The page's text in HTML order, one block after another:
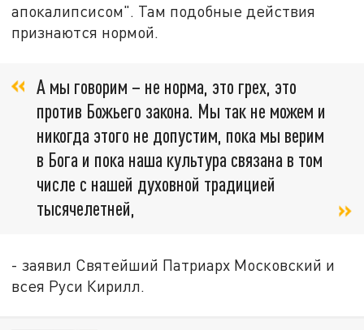
апокалипсисом". Там подобные действия
признаются нормой.
А мы говорим – не норма, это грех, это
против Божьего закона. Мы так не можем и
никогда этого не допустим, пока мы верим
в Бога и пока наша культура связана в том
числе с нашей духовной традицией
тысячелетней,
- заявил Святейший Патриарх Московский и
всея Руси Кирилл.